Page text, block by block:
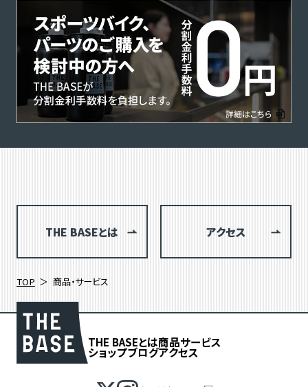
THE BASEとは アクセス
TOP 商品・サービス
THE BASEとは商品サービス
ショップブログアクセス